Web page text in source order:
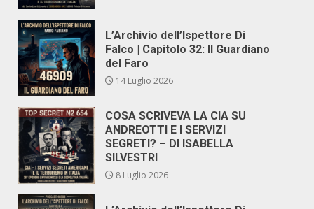
L’Archivio dell’Ispettore Di
Falco | Capitolo 32: Il Guardiano
del Faro
14 Luglio 2026
COSA SCRIVEVA LA CIA SU
ANDREOTTI E I SERVIZI
SEGRETI? – DI ISABELLA
SILVESTRI
8 Luglio 2026